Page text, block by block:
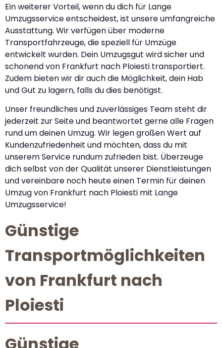
Ein weiterer Vorteil, wenn du dich für Lange
Umzugsservice entscheidest, ist unsere umfangreiche
Ausstattung. Wir verfügen über moderne
Transportfahrzeuge, die speziell für Umzüge
entwickelt wurden. Dein Umzugsgut wird sicher und
schonend von Frankfurt nach Ploiesti transportiert.
Zudem bieten wir dir auch die Möglichkeit, dein Hab
und Gut zu lagern, falls du dies benötigst.
Unser freundliches und zuverlässiges Team steht dir
jederzeit zur Seite und beantwortet gerne alle Fragen
rund um deinen Umzug. Wir legen großen Wert auf
Kundenzufriedenheit und möchten, dass du mit
unserem Service rundum zufrieden bist. Überzeuge
dich selbst von der Qualität unserer Dienstleistungen
und vereinbare noch heute einen Termin für deinen
Umzug von Frankfurt nach Ploiesti mit Lange
Umzugsservice!
Günstige
Transportmöglichkeiten
von Frankfurt nach
Ploiesti